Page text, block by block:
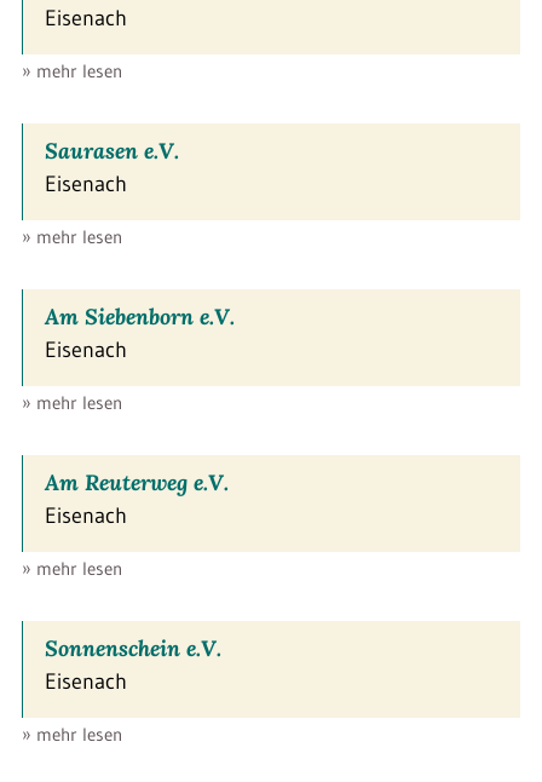
Eisenach
» mehr lesen
Saurasen e.V.
Eisenach
» mehr lesen
Am Siebenborn e.V.
Eisenach
» mehr lesen
Am Reuterweg e.V.
Eisenach
» mehr lesen
Sonnenschein e.V.
Eisenach
» mehr lesen